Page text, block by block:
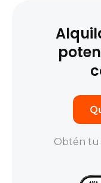
Obtén tu